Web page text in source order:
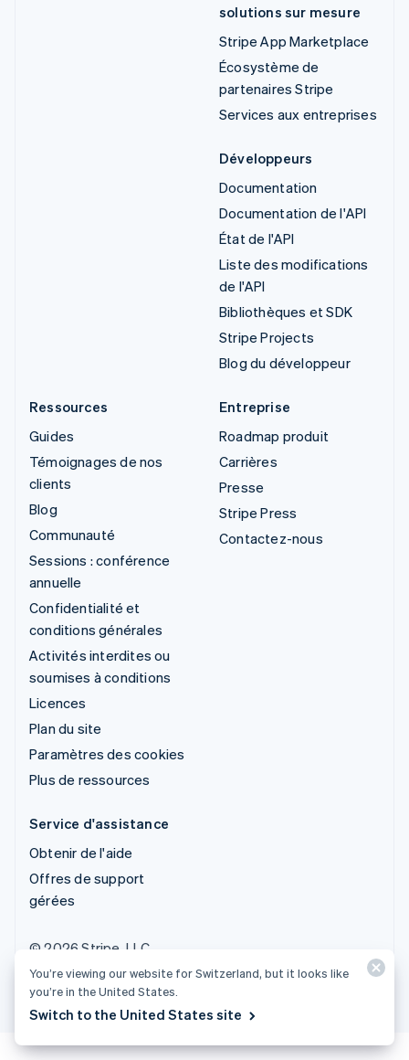
solutions sur mesure
Stripe App Marketplace
Écosystème de
partenaires Stripe
Services aux entreprises
Développeurs
Documentation
Documentation de l'API
État de l'API
Liste des modifications
de l'API
Bibliothèques et SDK
Stripe Projects
Blog du développeur
Ressources
Guides
Témoignages de nos
clients
Blog
Communauté
Sessions : conférence
annuelle
Confidentialité et
conditions générales
Activités interdites ou
soumises à conditions
Licences
Plan du site
Paramètres des cookies
Plus de ressources
Entreprise
Roadmap produit
Carrières
Presse
Stripe Press
Contactez-nous
Service d'assistance
Obtenir de l'aide
Offres de support
gérées
© 2026 Stripe, LLC
You’re viewing our website for Switzerland, but it looks like
you’re in the United States.
Switch to the United States site